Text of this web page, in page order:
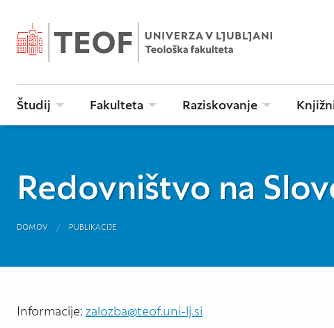
Študij Fakulteta Raziskovanje
Redovništvo na
DOMOV PUBLIKACIJE
Informacije: zalozba@teof.uni-lj.si